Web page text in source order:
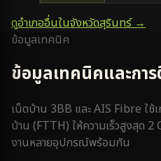
ดูอำเภออื่นในจังหวัดสุรินทร์→
ข้อมูลเทคนิค
ข้อมูลเทคนิคและกา
เน็ตบ้าน 3BB และ AIS Fibre ใ
บ้าน (FTTH) ให้ความเร็วสูงสุด
งานหลายอุปกรณ์พร้อมกัน